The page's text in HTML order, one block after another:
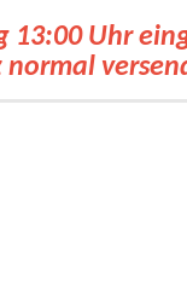
13:00 Uhr